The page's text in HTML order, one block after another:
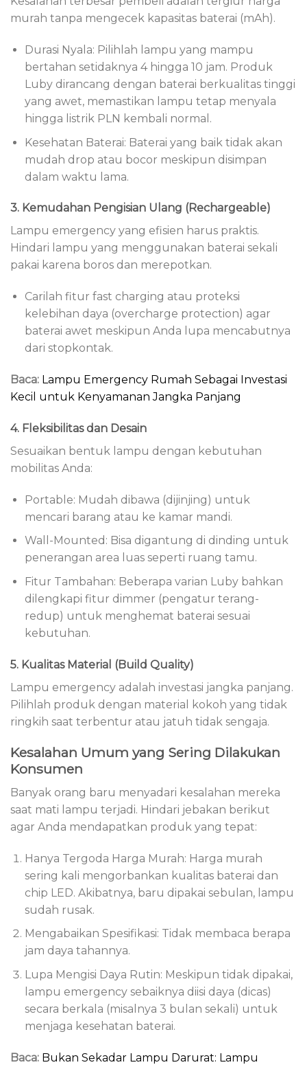
murah tanpa mengecek kapasitas baterai (mAh).
Durasi Nyala: Pilihlah lampu yang mampu
bertahan setidaknya 4 hingga 10 jam. Produk
Luby dirancang dengan baterai berkualitas tinggi
yang awet, memastikan lampu tetap menyala
hingga listrik PLN kembali normal.
Kesehatan Baterai: Baterai yang baik tidak akan
mudah drop atau bocor meskipun disimpan
dalam waktu lama.
3. Kemudahan Pengisian Ulang (Rechargeable)
Lampu emergency yang efisien harus praktis.
Hindari lampu yang menggunakan baterai sekali
pakai karena boros dan merepotkan.
Carilah fitur fast charging atau proteksi
kelebihan daya (overcharge protection) agar
baterai awet meskipun Anda lupa mencabutnya
dari stopkontak.
Baca: Lampu Emergency Rumah Sebagai Investasi
Kecil untuk Kenyamanan Jangka Panjang
4. Fleksibilitas dan Desain
Sesuaikan bentuk lampu dengan kebutuhan
mobilitas Anda:
Portable: Mudah dibawa (dijinjing) untuk
mencari barang atau ke kamar mandi.
Wall-Mounted: Bisa digantung di dinding untuk
penerangan area luas seperti ruang tamu.
Fitur Tambahan: Beberapa varian Luby bahkan
dilengkapi fitur dimmer (pengatur terang-
redup) untuk menghemat baterai sesuai
kebutuhan.
5. Kualitas Material (Build Quality)
Lampu emergency adalah investasi jangka panjang.
Pilihlah produk dengan material kokoh yang tidak
ringkih saat terbentur atau jatuh tidak sengaja.
Kesalahan Umum yang Sering Dilakukan
Konsumen
Banyak orang baru menyadari kesalahan mereka
saat mati lampu terjadi. Hindari jebakan berikut
agar Anda mendapatkan produk yang tepat:
Hanya Tergoda Harga Murah: Harga murah
sering kali mengorbankan kualitas baterai dan
chip LED. Akibatnya, baru dipakai sebulan, lampu
sudah rusak.
Mengabaikan Spesifikasi: Tidak membaca berapa
jam daya tahannya.
Lupa Mengisi Daya Rutin: Meskipun tidak dipakai,
lampu emergency sebaiknya diisi daya (dicas)
secara berkala (misalnya 3 bulan sekali) untuk
menjaga kesehatan baterai.
Baca: Bukan Sekadar Lampu Darurat: Lampu